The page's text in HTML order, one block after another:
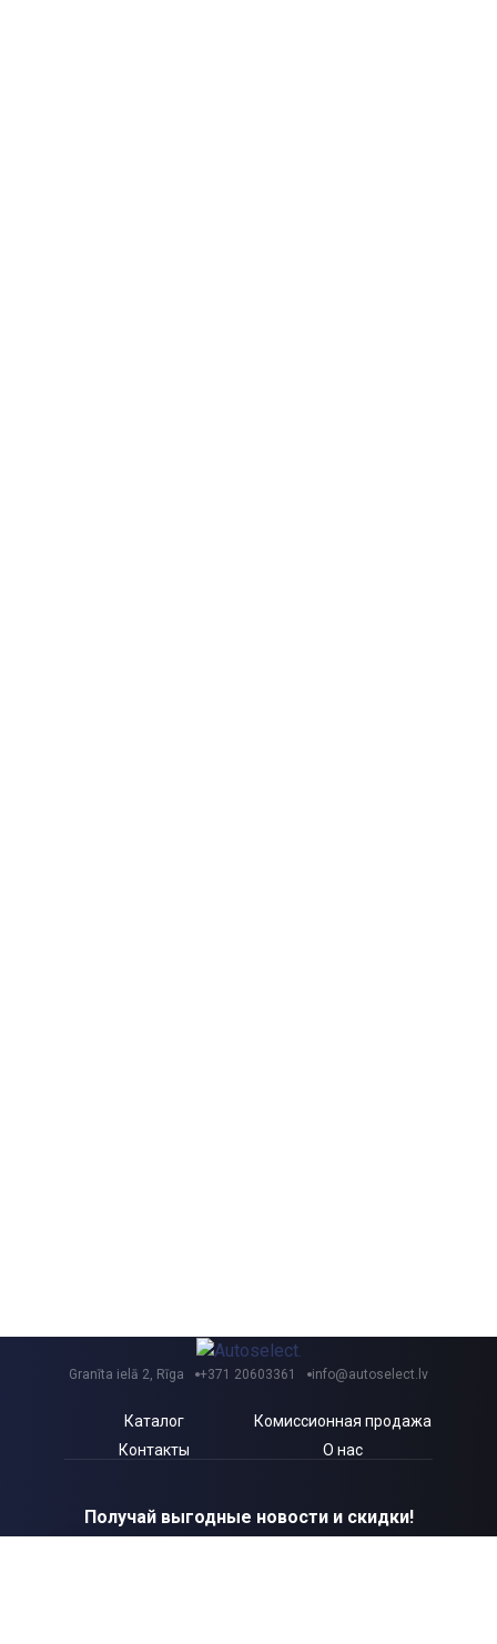
Granīta ielā 2, Rīga +371 20603361 info@autoselect.lv
Каталог
Комиссионная продажа
Контакты
О нас
Получай выгодные новости и скидки!